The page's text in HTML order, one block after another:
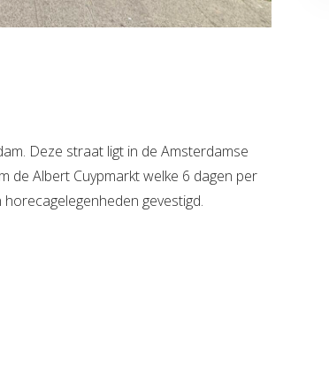
Deze straat ligt in de Amsterdamse
de Albert Cuypmarkt welke 6 dagen per
gevestigd.